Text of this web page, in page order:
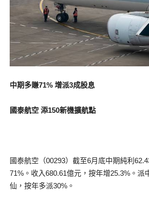
中期多賺71% 增派3成股息
國泰航空 添150新機擴航點
國泰航空（00293）截至6月底中期純利
71%。收入680.61億元，按年增25.3%。派
仙，按年多派30%。